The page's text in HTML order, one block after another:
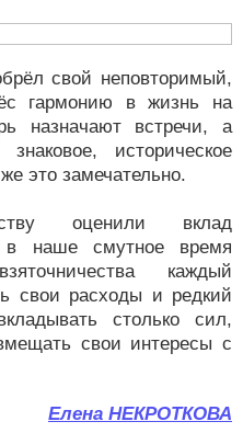
свой неповторимый,
гармонию в жизнь на
назначают встречи, а
историческое
это замечательно.
оценили вклад
в наше смутное время
каждый
свои расходы и редкий
столько сил,
свои интересы с
Елена НЕКРОТКОВА